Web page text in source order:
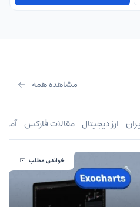
مشاهده همه
ارز دیجیتال مقالات فارکس
خواندن مطلب